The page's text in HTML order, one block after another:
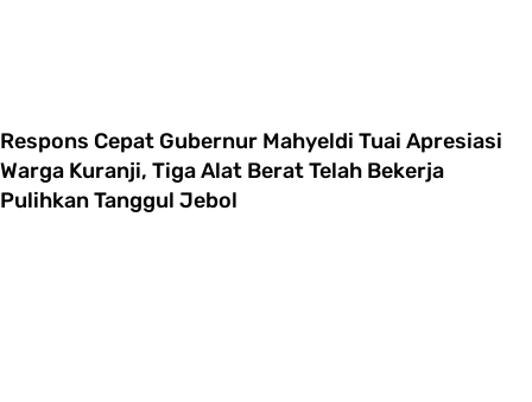
Respons Cepat Gubernur Mahyeldi Tuai Apresiasi
Warga Kuranji, Tiga Alat Berat Telah Bekerja
Pulihkan Tanggul Jebol